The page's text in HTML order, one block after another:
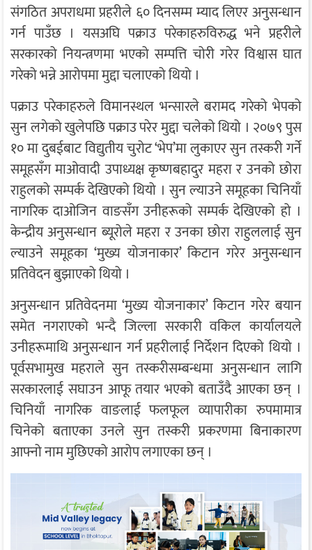
संगठित अपराधमा प्रहरीले ६० दिनसम्म म्याद लिएर अनुसन्धान
गर्न पाउँछ । यसअघि पक्राउ परेकाहरुविरुद्ध भने प्रहरीले
सरकारको नियन्त्रणमा भएको सम्पत्ति चोरी गरेर विश्वास घात
गरेको भन्ने आरोपमा मुद्दा चलाएको थियो ।
पक्राउ परेकाहरुले विमानस्थल भन्सारले बरामद गरेको भेपको
सुन लगेको खुलेपछि पक्राउ परेर मुद्दा चलेको थियो । २०७९ पुस
१० मा दुबईबाट विद्युतीय चुरोट ‘भेप’मा लुकाएर सुन तस्करी गर्ने
समूहसँग माओवादी उपाध्यक्ष कृष्णबहादुर महरा र उनको छोरा
राहुलको सम्पर्क देखिएको थियो । सुन ल्याउने समूहका चिनियाँ
नागरिक दाओजिन वाङसँग उनीहरूको सम्पर्क देखिएको हो ।
केन्द्रीय अनुसन्धान ब्यूरोले महरा र उनका छोरा राहुललाई सुन
ल्याउने समूहका ‘मुख्य योजनाकार’ किटान गरेर अनुसन्धान
प्रतिवेदन बुझाएको थियो ।
अनुसन्धान प्रतिवेदनमा ‘मुख्य योजनाकार’ किटान गरेर बयान
समेत नगराएको भन्दै जिल्ला सरकारी वकिल कार्यालयले
उनीहरूमाथि अनुसन्धान गर्न प्रहरीलाई निर्देशन दिएको थियो ।
पूर्वसभामुख महराले सुन तस्करीसम्बन्धमा अनुसन्धान लागि
सरकारलाई सघाउन आफू तयार भएको बताउँदै आएका छन् ।
चिनियाँ नागरिक वाङलाई फलफूल व्यापारीका रुपमामात्र
चिनेको बताएका उनले सुन तस्करी प्रकरणमा बिनाकारण
आफ्नो नाम मुछिएको आरोप लगाएका छन् ।